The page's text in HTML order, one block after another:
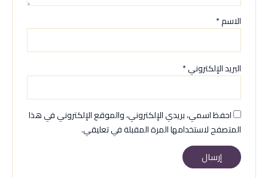
الاسم*
البريد الإلكتروني*
احفظ اسمي، بريدي الإلكتروني، والموقع الإلكتروني في هذا
المتصفح لاستخدامها المرة المقبلة في تعليقي.